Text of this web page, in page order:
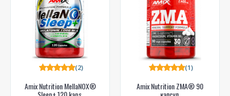
Amix Nutrition MellaNOX®
(2)
Amix Nutrition ZMA® 90
(1)